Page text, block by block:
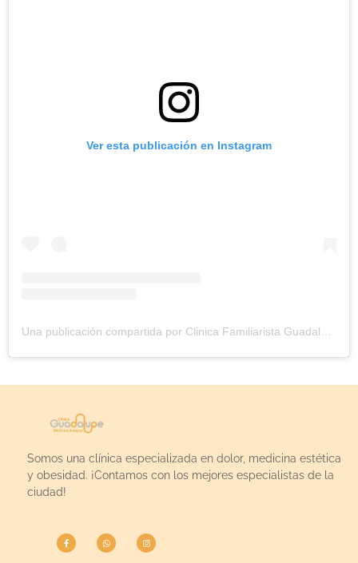
Ver esta publicación en Instagram
Somos una clínica especializada en dolor, medicina estética
y obesidad. ¡Contamos con los mejores especialistas de la
ciudad!